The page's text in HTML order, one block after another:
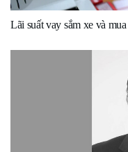
Lãi suất vay sắm xe và